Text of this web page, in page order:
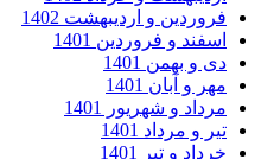
و اردیبهشت 1402
و فروردین 1401
و بهمن 1401
و آبان 1401
و شهریور 1401
و مرداد 1401
و تیر 1401